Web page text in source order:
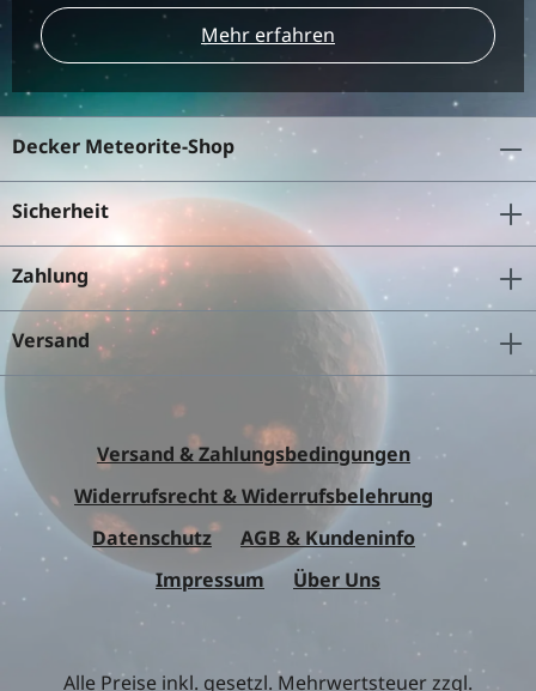
Mehr erfahren
Decker Meteorite-Shop
Sicherheit
Zahlung
Versand
Versand & Zahlungsbedingungen
Widerrufsrecht & Widerrufsbelehrung
Datenschutz
AGB & Kundeninfo
Impressum
Über Uns
Alle Preise inkl. gesetzl. Mehrwertsteuer zzgl.